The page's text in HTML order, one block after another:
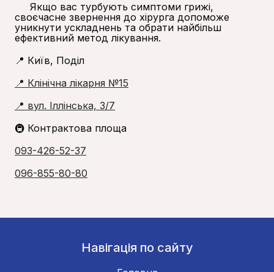
Якщо вас турбують симптоми грижі,
своєчасне звернення до хірурга допоможе
уникнути ускладнень та обрати найбільш
ефективний метод лікування.
📍 Київ, Поділ
📍 Клінічна лікарня №15
📍 вул. Іллінська, 3/7
🚇 Контрактова площа
093-426-52-37
096-855-80-80
Навігація по сайту